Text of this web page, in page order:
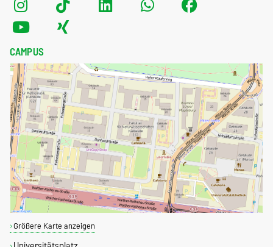
CAMPUS
Größere Karte anzeigen